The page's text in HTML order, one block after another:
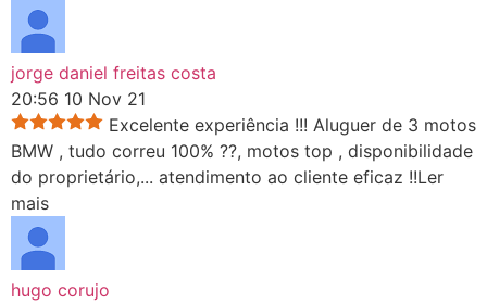
jorge daniel freitas costa
20:56 10 Nov 21
Excelente experiência !!! Aluguer de 3 motos
BMW , tudo correu 100% ??, motos top , disponibilidade
do proprietário,... atendimento ao cliente eficaz !!Ler
mais
hugo corujo